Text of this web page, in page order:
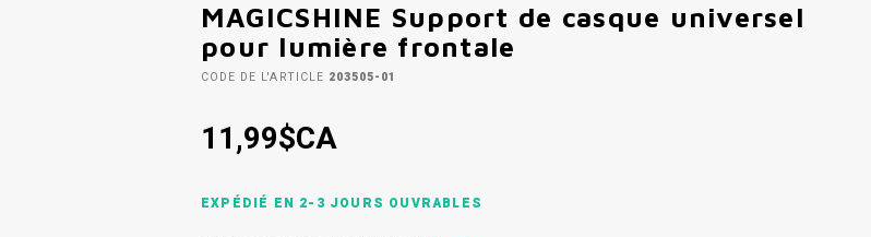
MAGICSHINE Support de casque universel
pour lumière frontale
CODE DE L'ARTICLE 203505-01
11,99$CA
EXPÉDIÉ EN 2-3 JOURS OUVRABLES